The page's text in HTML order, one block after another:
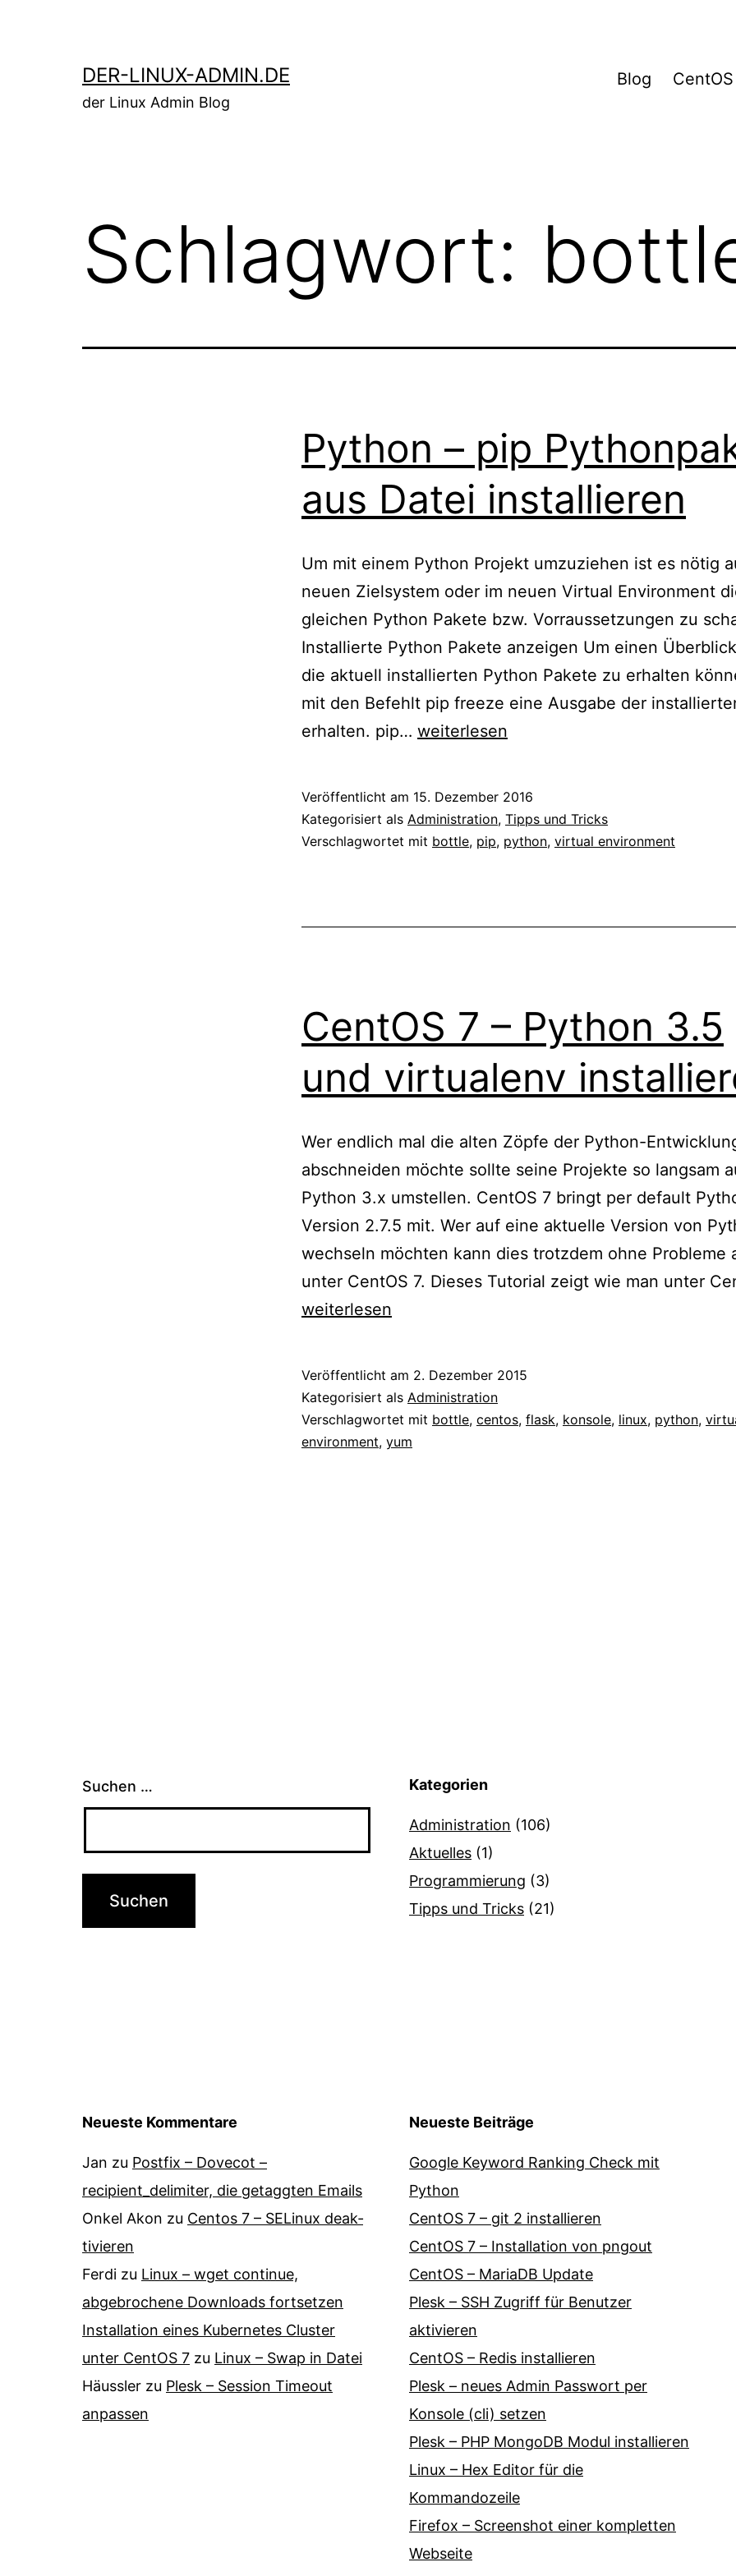
DER-LINUX-ADMIN.DE
der Linux Admin Blog
Blog CentOS
Schlagwort:
Python – pip
aus Datei installieren
Um mit einem Python Projekt umzuziehen ist es nötig
neuen Zielsystem oder im neuen Virtual Environment
gleichen Python Pakete bzw. Vorraussetzungen zu
Installierte Python Pakete anzeigen Um einen
die aktuell installierten Python Pakete zu erhalten
mit den Befehlt pip freeze eine Ausgabe der
erhalten. pip… Python
Pythonpakete
aus
weiterlesen
Veröffentlicht am 15. Dezember 2016
Kategorisiert als Administration, Tipps und Tricks
Verschlagwortet mit bottle, pip, python, virtual environment
CentOS 7 – Python 3.5
und virtualenv
Wer endlich mal die alten Zöpfe der Python-
abschneiden möchte sollte seine Projekte so langsam
Python 3.x umstellen. CentOS 7 bringt per default
Version 2.7.5 mit. Wer auf eine aktuelle Version von
wechseln möchten kann dies trotzdem ohne Probleme
unter CentOS 7. Dieses Tutorial zeigt wie man unter
weiterlesen
Veröffentlicht am 2. Dezember 2015
Kategorisiert als Administration
Verschlagwortet mit bottle, centos, flask, konsole, linux, python,
environment, yum
Suchen … Kategorien
Administration (106)
Aktuelles (1)
Programmierung (3)
Tipps und Tricks (21)
Neueste Kommentare
Jan zu Postfix – Dovecot –
recipient_delimiter, die getaggten Emails
Onkel Akon zu Centos 7 – SELinux de­ak­
ti­vie­ren
Ferdi zu Linux – wget continue,
abgebrochene Downloads fortsetzen
Installation eines Kubernetes Cluster
unter CentOS 7 zu Linux – Swap in Datei
Häussler zu Plesk – Session Timeout
anpassen
Neueste Beiträge
Google Keyword Ranking Check mit
Python
CentOS 7 – git 2 installieren
CentOS 7 – Installation von pngout
CentOS – MariaDB Update
Plesk – SSH Zugriff für Benutzer
aktivieren
CentOS – Redis installieren
Plesk – neues Admin Passwort per
Konsole (cli) setzen
Plesk – PHP MongoDB Modul installieren
Linux – Hex Editor für die
Kommandozeile
Firefox – Screenshot einer kompletten
Webseite